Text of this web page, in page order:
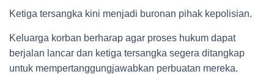
Ketiga tersangka kini menjadi buronan pihak kepolisian.
Keluarga korban berharap agar proses hukum dapat
berjalan lancar dan ketiga tersangka segera ditangkap
untuk mempertanggungjawabkan perbuatan mereka.